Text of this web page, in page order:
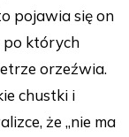
pojawia się on
po których
orzeźwia.
chustki i
że „nie ma